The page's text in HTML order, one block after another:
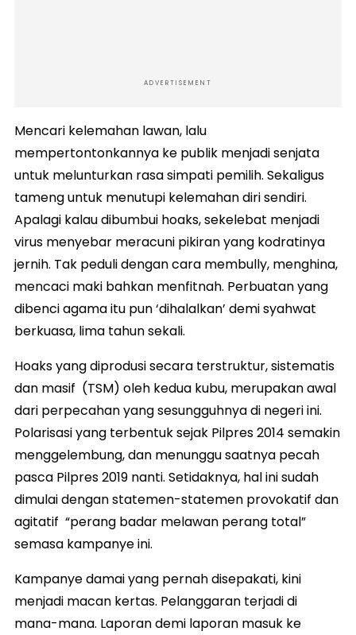
ADVERTISEMENT
Mencari kelemahan lawan, lalu
mempertontonkannya ke publik menjadi senjata
untuk melunturkan rasa simpati pemilih. Sekaligus
tameng untuk menutupi kelemahan diri sendiri.
Apalagi kalau dibumbui hoaks, sekelebat menjadi
virus menyebar meracuni pikiran yang kodratinya
jernih. Tak peduli dengan cara membully, menghina,
mencaci maki bahkan menfitnah. Perbuatan yang
dibenci agama itu pun ‘dihalalkan’ demi syahwat
berkuasa, lima tahun sekali.
Hoaks yang diprodusi secara terstruktur, sistematis
dan masif (TSM) oleh kedua kubu, merupakan awal
dari perpecahan yang sesungguhnya di negeri ini.
Polarisasi yang terbentuk sejak Pilpres 2014 semakin
menggelembung, dan menunggu saatnya pecah
pasca Pilpres 2019 nanti. Setidaknya, hal ini sudah
dimulai dengan statemen-statemen provokatif dan
agitatif “perang badar melawan perang total”
semasa kampanye ini.
Kampanye damai yang pernah disepakati, kini
menjadi macan kertas. Pelanggaran terjadi di
mana-mana. Laporan demi laporan masuk ke